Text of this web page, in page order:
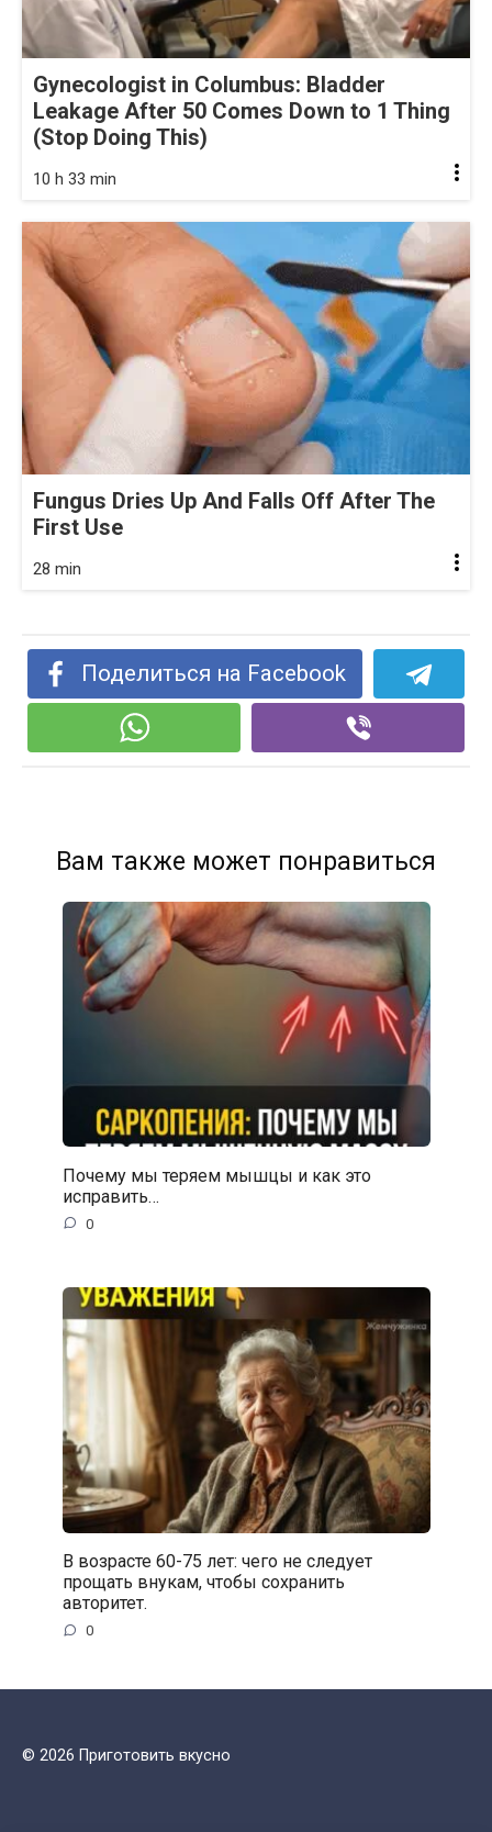
Gynecologist in Columbus: Bladder
Leakage After 50 Comes Down to 1 Thing
(Stop Doing This)
10 h 33 min
Fungus Dries Up And Falls Off After The
First Use
28 min
Поделиться на Facebook
Вам также может понравиться
Почему мы теряем мышцы и как это
исправить…
0
В возрасте 60-75 лет: чего не следует
прощать внукам, чтобы сохранить
авторитет.
0
© 2026 Приготовить вкусно